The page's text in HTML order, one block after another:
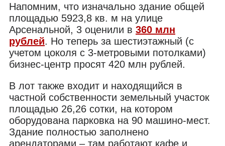
Напомним, что изначально здание общей
площадью 5923,8 кв. м на улице
Арсенальной, 3 оценили в 360 млн
рублей. Но теперь за шестиэтажный (с
учетом цоколя с 3-метровыми потолками)
бизнес-центр просят 420 млн рублей.
В лот также входит и находящийся в
частной собственности земельный участок
площадью 26,26 сотки, на котором
оборудована парковка на 90 машино-мест.
Здание полностью заполнено
арендаторами – там работают кафе и